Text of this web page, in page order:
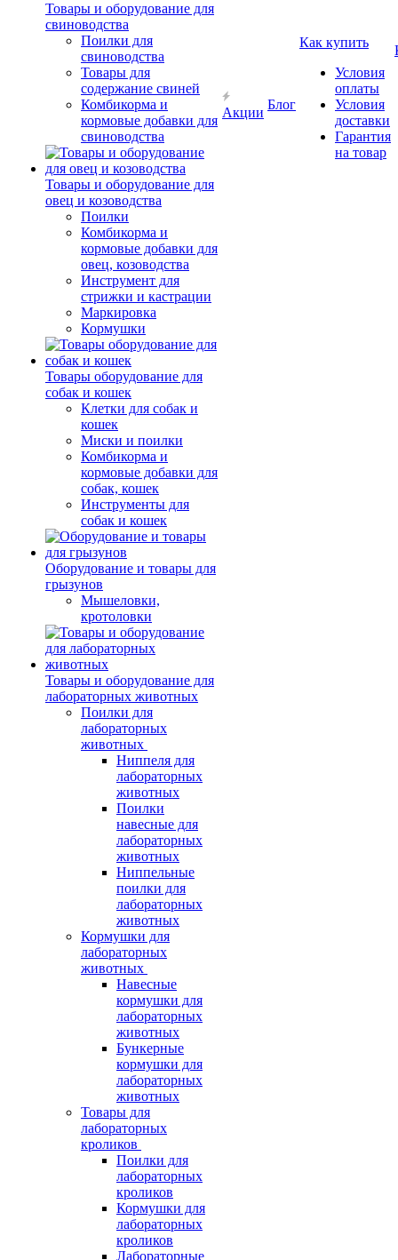
Товары и оборудование для
свиноводства
Поилки для
свиноводства
Товары для
содержание свиней
Комбикорма и
кормовые добавки для
свиноводства
Товары и оборудование для
овец и козоводства
Поилки
Комбикорма и
кормовые добавки для
овец, козоводства
Инструмент для
стрижки и кастрации
Маркировка
Кормушки
Товары оборудование для
собак и кошек
Клетки для собак и
кошек
Миски и поилки
Комбикорма и
кормовые добавки для
собак, кошек
Инструменты для
собак и кошек
Оборудование и товары для
грызунов
Мышеловки,
кротоловки
Товары и оборудование для
лабораторных животных
Поилки для
лабораторных
животных
Ниппеля для
лабораторных
животных
Поилки
навесные для
лабораторных
животных
Ниппельные
поилки для
лабораторных
животных
Кормушки для
лабораторных
животных
Навесные
кормушки для
лабораторных
животных
Бункерные
кормушки для
лабораторных
животных
Товары для
лабораторных
кроликов
Поилки для
лабораторных
кроликов
Кормушки для
лабораторных
кроликов
Лабораторные
Акции
Блог
Как купить
Условия
оплаты
Условия
доставки
Гарантия
на товар